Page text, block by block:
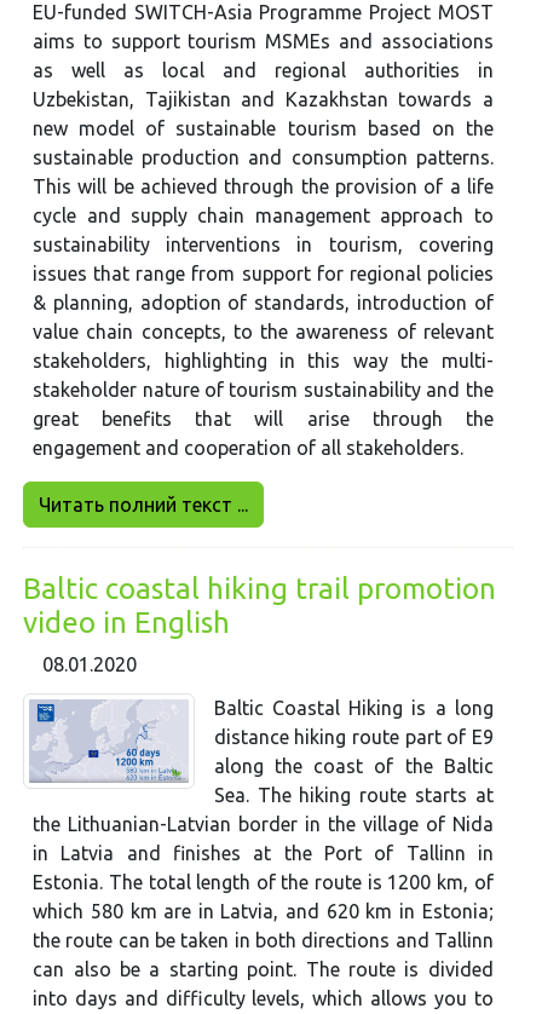
EU-funded SWITCH-Asia Programme Project MOST
aims to support tourism MSMEs and associations
as well as local and regional authorities in
Uzbekistan, Tajikistan and Kazakhstan towards a
new model of sustainable tourism based on the
sustainable production and consumption patterns.
This will be achieved through the provision of a life
cycle and supply chain management approach to
sustainability interventions in tourism, covering
issues that range from support for regional policies
& planning, adoption of standards, introduction of
value chain concepts, to the awareness of relevant
stakeholders, highlighting in this way the multi-
stakeholder nature of tourism sustainability and the
great benefits that will arise through the
engagement and cooperation of all stakeholders.
Читать полний текст ...
Baltic coastal hiking trail promotion
video in English
08.01.2020
Baltic Coastal Hiking is a long
distance hiking route part of E9
along the coast of the Baltic
Sea. The hiking route starts at
the Lithuanian-Latvian border in the village of Nida
in Latvia and finishes at the Port of Tallinn in
Estonia. The total length of the route is 1200 km, of
which 580 km are in Latvia, and 620 km in Estonia;
the route can be taken in both directions and Tallinn
can also be a starting point. The route is divided
into days and difficulty levels, which allows you to